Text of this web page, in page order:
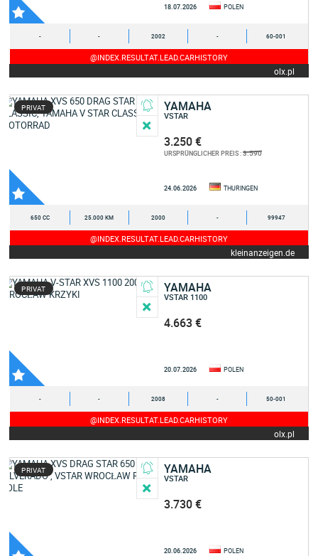
18.07.2026 POLEN
- - 2002 - 60-001
@INDEX.RESULTAT.LEAD.CARHISTORY
olx.pl
PRIVAT YAMAHA
VSTAR
3.250 €
URSPRÜNGLICHER PREIS :3.590
24.06.2026 THURINGEN
650 CC 25.000 KM 2000 - 99947
@INDEX.RESULTAT.LEAD.CARHISTORY
kleinanzeigen.de
PRIVAT YAMAHA
VSTAR 1100
4.663 €
20.07.2026 POLEN
- - 2008 - 50-001
@INDEX.RESULTAT.LEAD.CARHISTORY
olx.pl
PRIVAT YAMAHA
VSTAR
3.730 €
20.06.2026 POLEN